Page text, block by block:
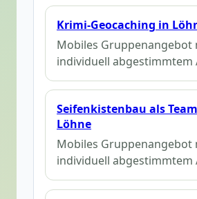
Krimi-Geocaching in
Mobiles Gruppenangebot
individuell abgestimmtem
Seifenkistenbau als
Löhne
Mobiles Gruppenangebot
individuell abgestimmtem